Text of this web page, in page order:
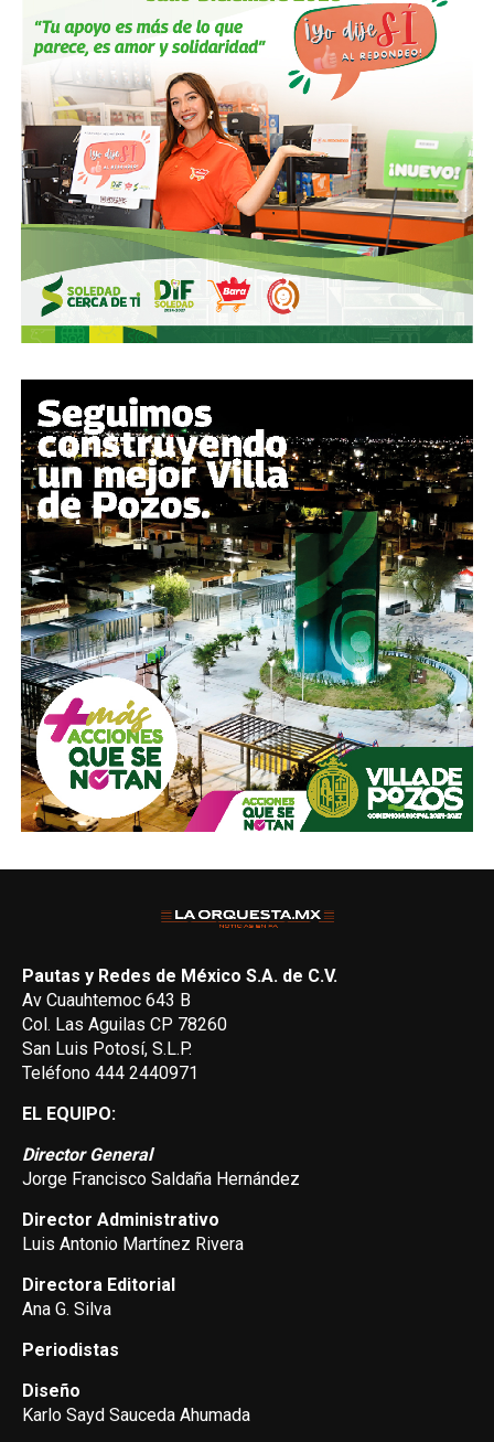
Pautas y Redes de México S.A. de C.V.
Av Cuauhtemoc 643 B
Col. Las Aguilas CP 78260
San Luis Potosí, S.L.P.
Teléfono 444 2440971
EL EQUIPO:
Director General
Jorge Francisco Saldaña Hernández
Director Administrativo
Luis Antonio Martínez Rivera
Directora Editorial
Ana G. Silva
Periodistas
Diseño
Karlo Sayd Sauceda Ahumada